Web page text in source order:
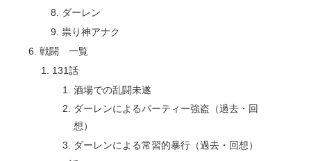
ダーレン
祟り神アナク
戦闘 一覧
131話
酒場での乱闘未遂
ダーレンによるパーティー強盗（過去・回
想）
ダーレンによる常習的暴行（過去・回想）